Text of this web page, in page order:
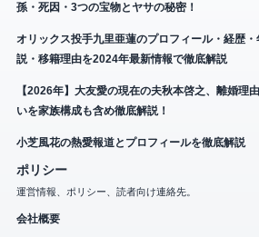
孫・死因・3つの宝物とヤサの秘密！
オリックス投手九里亜蓮のプロフィール・経歴
説・移籍理由を2024年最新情報で徹底解説
【2026年】大友愛の現在の夫秋本啓之、離婚理
いを家族構成も含め徹底解説！
小芝風花の熱愛報道とプロフィールを徹底解説
ポリシー
運営情報、ポリシー、読者向け連絡先。
会社概要